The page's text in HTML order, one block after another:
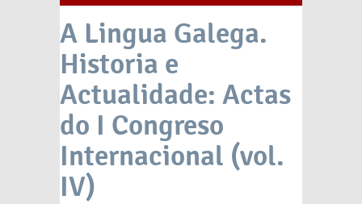
A Lingua Galega.
Historia e
Actualidade: Actas
do I Congreso
Internacional (vol.
IV)